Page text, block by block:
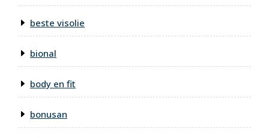
beste visolie
bional
body en fit
bonusan